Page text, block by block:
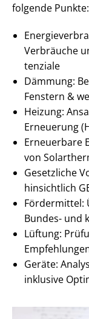
folgende Punkte:
Verbräuche
ten­zia­le
Dämmung:
Fenstern &
Heizung:
Erneuerung
Erneuerbare
von
Gesetzliche
hinsichtlich
Fördermittel:
Bundes- und
Lüftung:
Geräte:
inklusive